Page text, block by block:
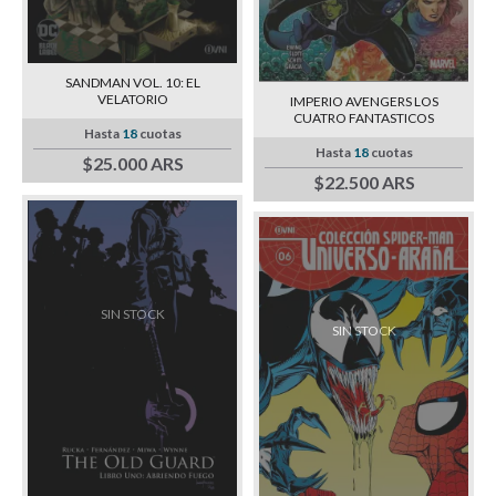
SANDMAN VOL. 10: EL
VELATORIO
Hasta 18cuotas
$25.000 ARS
IMPERIO AVENGERS LOS
CUATRO FANTASTICOS
Hasta 18cuotas
$22.500 ARS
SIN STOCK
SIN STOCK